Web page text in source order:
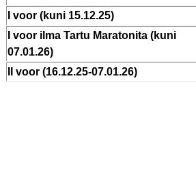
I voor (kuni 15.12.25)
I voor ilma Tartu Maratonita (kuni
07.01.26)
II voor (16.12.25-07.01.26)